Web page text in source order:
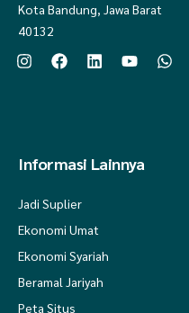
Kota Bandung, Jawa Barat
40132
Informasi Lainnya
Jadi Suplier
Ekonomi Umat
Ekonomi Syariah
Beramal Jariyah
Peta Situs